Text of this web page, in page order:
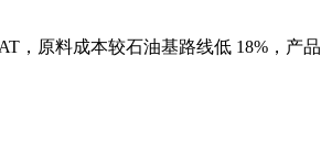
，原料成本较石油基路线低 18%，产品